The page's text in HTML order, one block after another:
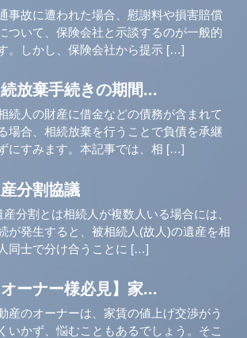
事故に遭われた場合、慰謝料や損害賠償
ついて、保険会社と示談するのが一般的
。しかし、保険会社から提示 […]
放棄手続きの期間...
続人の財産に借金などの債務が含まれて
場合、相続放棄を行うことで負債を承継
にすみます。本記事では、相 […]
分割協議
産分割とは相続人が複数人いる場合には、
が発生すると、被相続人(故人)の遺産を相
同士で分け合うことに […]
オーナー様必見】家...
産のオーナーは、家賃の値上げ交渉がう
いかず、悩むこともあるでしょう。そこ